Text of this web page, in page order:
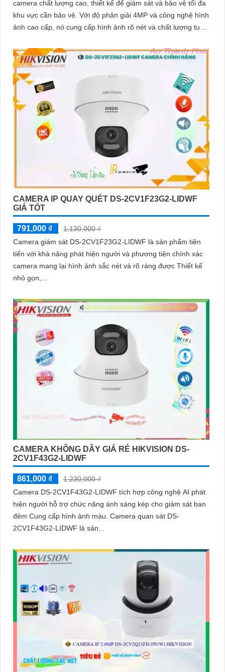
camera chất lượng cao, thiết kế để giám sát và bảo vệ tối đa
khu vực cần bảo vệ. Với độ phân giải 4MP và công nghệ hình
ảnh cao cấp, nó cung cấp hình ảnh rõ nét và chất lượng tuyệt
CAMERA IP QUAY QUÉT DS-2CV1F23G2-LIDWF
GIÁ TỐT
791,000 ₫
1,130,000 ₫
Camera giám sát DS-2CV1F23G2-LIDWF là sản phẩm tiên
tiến với khả năng phát hiện người và phương tiện chính xác
camera mang lại hình ảnh sắc nét và rõ ràng được Thiết kế
nhỏ gọn,...
CAMERA KHÔNG DÂY GIÁ RẺ HIKVISION DS-
2CV1F43G2-LIDWF
861,000 ₫
1,230,000 ₫
Camera DS-2CV1F43G2-LIDWF tích hợp công nghệ AI phát
hiện người hỗ trợ chức năng ánh sáng kép cho giám sát ban
đêm Cung cấp hình ảnh màu. Camera quan sát DS-
2CV1F43G2-LIDWF là sản...